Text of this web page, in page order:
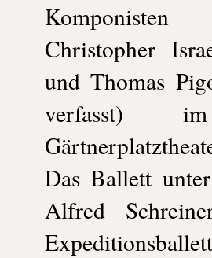
Christopher
und Thomas
verfasst)
Das Ballett
Alfred